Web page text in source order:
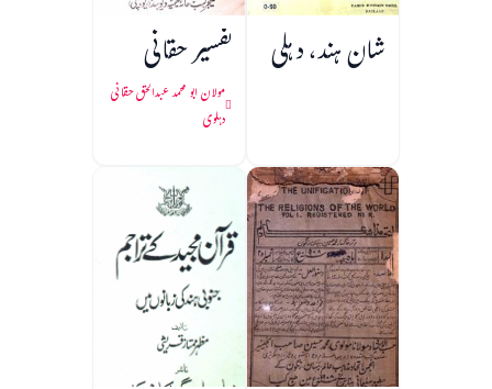
شان ہند، دہلی تفسیر حقانی
مولان ابو محمد عبدالحق حقانی
دہلوی